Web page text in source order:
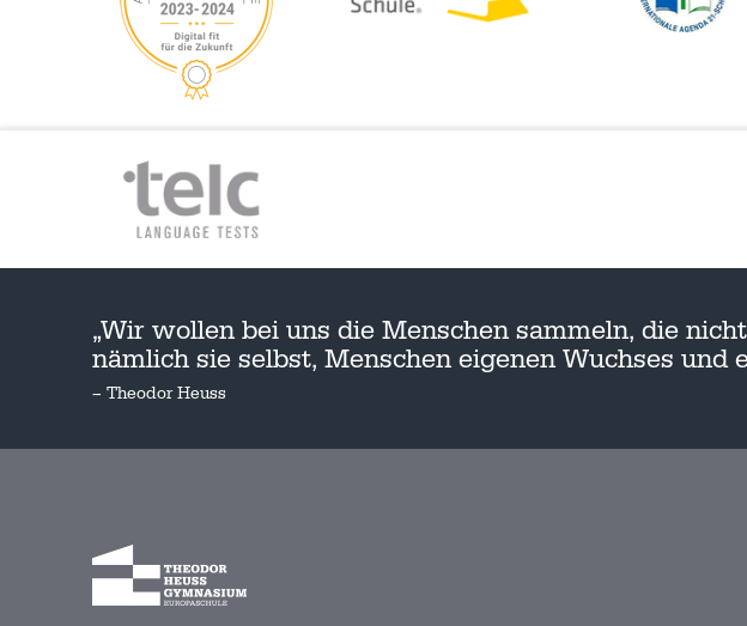
„Wir wollen bei uns die Menschen sammeln, die
nämlich sie selbst, Menschen eigenen Wuchses und
– Theodor Heuss